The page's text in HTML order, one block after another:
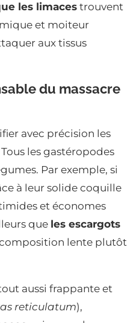
les limaces trouvent
et moiteur
aux tissus
du massacre
avec précision les
les gastéropodes
Par exemple, si
à leur solide coquille
et économes
que les escargots
lente plutôt
aussi frappante et
reticulatum),